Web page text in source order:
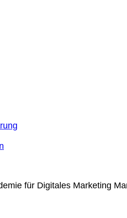
für Digitales Marketing